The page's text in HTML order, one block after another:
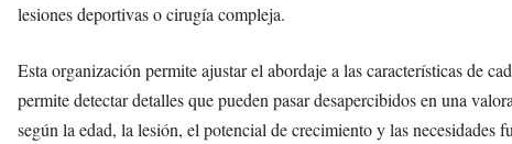
lesiones deportivas o cirugía compleja.
Esta organización permite ajustar el abordaje a las características de
permite detectar detalles que pueden pasar desapercibidos en una
según la edad, la lesión, el potencial de crecimiento y las necesidades